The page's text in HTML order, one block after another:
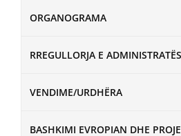
ORGANOGRAMA
RREGULLORJA E ADMINISTRATËS
VENDIME/URDHËRA
BASHKIMI EVROPIAN DHE